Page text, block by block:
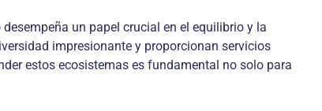
un papel crucial en el equilibrio y la
impresionante y proporcionan servicios
estos ecosistemas es fundamental no solo para